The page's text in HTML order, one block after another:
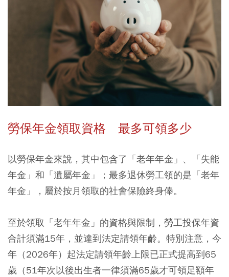
勞保年金領取資格 最多可領多少
以勞保年金來說，其中包含了「老年年金」、「失能
年金」和「遺屬年金」；最多退休勞工領的是「老年
年金」，屬於按月領取的社會保險終身俸。
至於領取「老年年金」的資格與限制，勞工投保年資
合計須滿15年，並達到法定請領年齡。特別注意，今
年（2026年）起法定請領年齡上限已正式提高到65
歲（51年次以後出生者一律須滿65歲才可領足額年